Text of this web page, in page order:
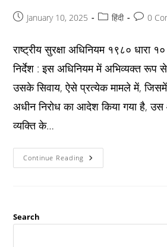
PostJanuary 10, 2025
Postहिंदी
Post0
राष्ट्रीय सुरक्षा अधिनियम १९८० धारा
निर्देश : इस अधिनियम में अभिव्यक्त रूप
उसके सिवाय, ऐसे प्रत्येक मामले में,
अधीन निरोध का आदेश किया गया है,
व्यक्ति के…
Continue Reading Nsa
Act
को
Search